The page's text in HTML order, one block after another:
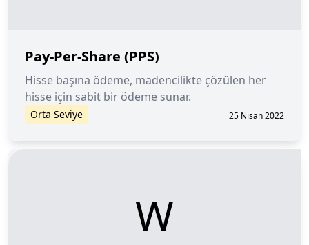
Pay-Per-Share (PPS)
Hisse başına ödeme, madencilikte çözülen her
hisse için sabit bir ödeme sunar.
Orta Seviye 25 Nisan 2022
W